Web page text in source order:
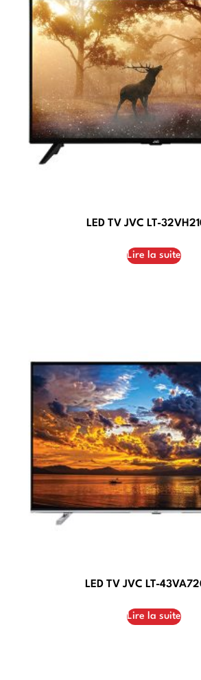
LED TV JVC LT-
Lire la suite
LED TV JVC LT-
Lire la suite